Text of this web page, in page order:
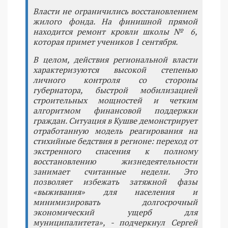
Власти не ограничились восстановлением
жилого фонда. На финишной прямой
находится ремонт кровли школы № 6,
которая примет учеников 1 сентября.
В целом, действия региональной власти
характеризуются высокой степенью
личного контроля со стороны
губернатора, быстрой мобилизацией
строительных мощностей и четким
алгоритмом финансовой поддержки
граждан. Ситуация в Кушве демонстрирует
отработанную модель реагирования на
стихийные бедствия в регионе: переход от
экстренного спасения к полному
восстановлению жизнедеятельности
занимает считанные недели. Это
позволяет избежать затяжной фазы
«выживания» для населения и
минимизировать долгосрочный
экономический ущерб для
муниципалитета», - подчеркнул Сергей